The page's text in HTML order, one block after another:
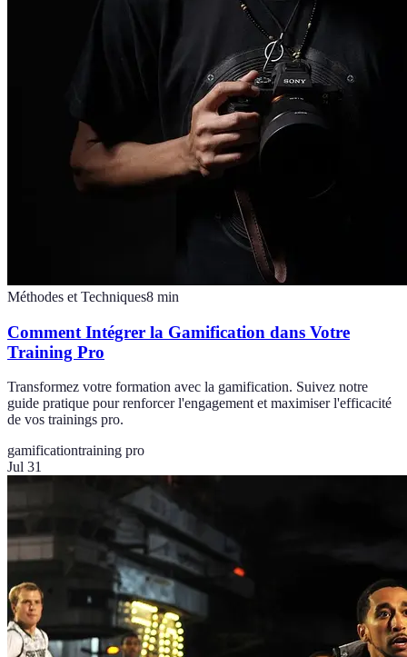
Méthodes et Techniques8 min
Comment Intégrer la Gamification dans Votre
Training Pro
Transformez votre formation avec la gamification. Suivez notre
guide pratique pour renforcer l'engagement et maximiser l'efficacité
de vos trainings pro.
gamificationtraining pro
Jul 31